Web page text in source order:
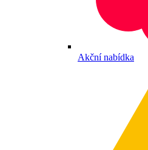
Akční nabídka